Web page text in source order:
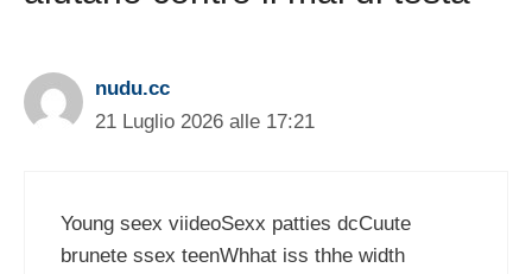
nudu.cc
21 Luglio 2026 alle 17:21
Young seex viideoSexx patties dcCuute
brunete ssex teenWhhat iss thhe width